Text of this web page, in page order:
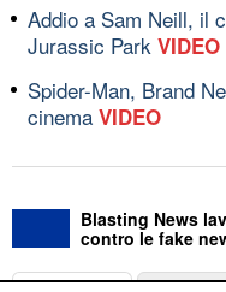
Addio a Sam Neill, il
Jurassic Park VIDEO
Spider-Man, Brand
cinema VIDEO
Blasting News
contro le fake